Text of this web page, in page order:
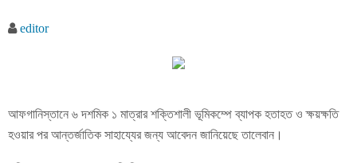
editor
আফগানিস্তানে ৬ দশমিক ১ মাত্রার শক্তিশালী ভূমিকম্পে ব্যাপক হতাহত ও ক্ষয়ক্ষতি
হওয়ার পর আন্তর্জাতিক সাহায্যের জন্য আবেদন জানিয়েছে তালেবান।